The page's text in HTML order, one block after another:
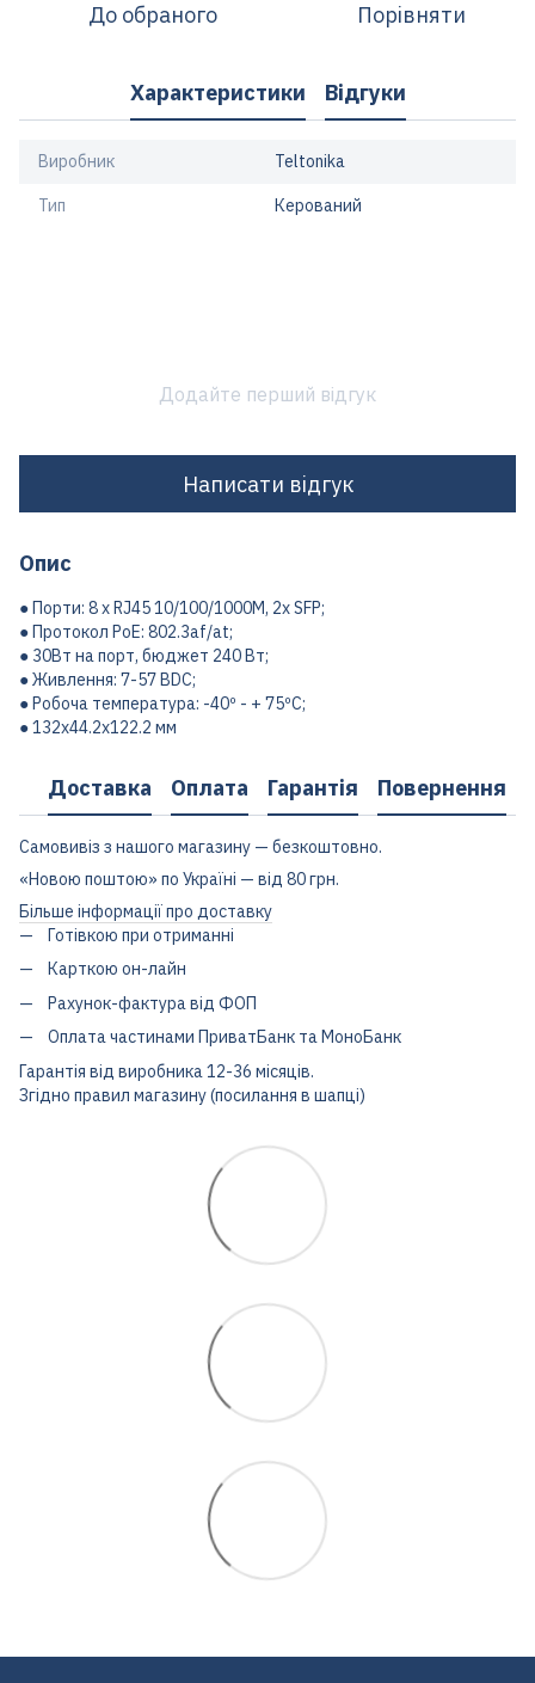
До обраного Порівняти
Характеристики Відгуки
Виробник Teltonika
Тип Керований
Додайте перший відгук
Написати відгук
Опис
● Порти: 8 x RJ45 10/100/1000M, 2х SFP;
● Протокол PoE: 802.3af/at;
● 30Вт на порт, бюджет 240 Вт;
● Живлення: 7-57 ВDC;
● Робоча температура: -40º - + 75ºC;
● 132x44.2x122.2 мм
Доставка Оплата Гарантія Повернення
Самовивіз з нашого магазину — безкоштовно.
«Новою поштою» по Україні — від 80 грн.
Більше інформації про доставку
Готівкою при отриманні
Карткою он-лайн
Рахунок-фактура від ФОП
Оплата частинами ПриватБанк та МоноБанк
Гарантія від виробника 12-36 місяців.
Згідно правил магазину (посилання в шапці)